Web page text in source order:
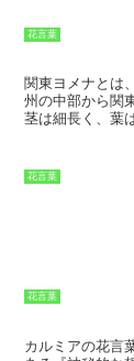
がでしょうか。
ました。アキレ
は彼の傷を癒し
作用などがあり
た。また、アキ
消化器系のトラ
花は、ハーブテ
ブティーは、リ
花言葉
関東ヨメナとは、
州の中部から関
茎は細長く、葉
とから名付けら
して用いられる
花言葉
花言葉
カルミアの花言